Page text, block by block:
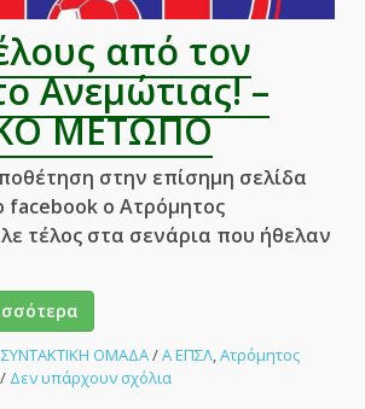
από τον
Ανεμώτιας! –
ΜΕΤΩΠΟ
στην επίσημη σελίδα
facebook ο Ατρόμητος
τέλος στα σενάρια που ήθελαν
ΣΥΝΤΑΚΤΙΚΗ ΟΜΑΔΑ/Α ΕΠΣΛ,Ατρόμητος
/ Δεν υπάρχουν σχόλιαστο